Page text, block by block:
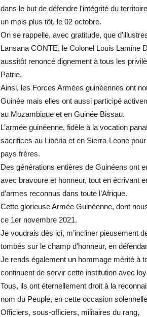
dans le but de défendre l’intégrité du
un mois plus tôt, le 02 octobre.
On se rappelle, avec gratitude, que
Lansana CONTE, le Colonel Louis Lamine
aussitôt renoncé dignement à tous les
Patrie.
Ainsi, les Forces Armées guinéennes ont
Guinée mais elles ont aussi participé
au Mozambique et en Guinée Bissau.
L’armée guinéenne, fidèle à la vocation
sacrifices au Libéria et en Sierra-Leone
pays frères.
Des générations entières de Guinéens ont
avec bravoure et honneur, tout en écrivant
d’armes reconnus dans toute l’Afrique.
Cette glorieuse Armée Guinéenne, dont
ce 1er novembre 2021.
Je voudrais dès ici, m’incliner pieusement
tombés sur le champ d’honneur, en
Je rends également un hommage mérité à
continuent de servir cette institution avec
Tous, ils ont éternellement droit à la
nom du Peuple, en cette occasion
Officiers, sous-officiers, militaires du rang,